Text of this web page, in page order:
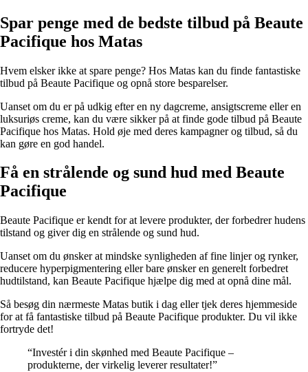
Spar penge med de bedste tilbud på Beaute
Pacifique hos Matas
Hvem elsker ikke at spare penge? Hos Matas kan du finde fantastiske
tilbud på Beaute Pacifique og opnå store besparelser.
Uanset om du er på udkig efter en ny dagcreme, ansigtscreme eller en
luksuriøs creme, kan du være sikker på at finde gode tilbud på Beaute
Pacifique hos Matas. Hold øje med deres kampagner og tilbud, så du
kan gøre en god handel.
Få en strålende og sund hud med Beaute
Pacifique
Beaute Pacifique er kendt for at levere produkter, der forbedrer hudens
tilstand og giver dig en strålende og sund hud.
Uanset om du ønsker at mindske synligheden af fine linjer og rynker,
reducere hyperpigmentering eller bare ønsker en generelt forbedret
hudtilstand, kan Beaute Pacifique hjælpe dig med at opnå dine mål.
Så besøg din nærmeste Matas butik i dag eller tjek deres hjemmeside
for at få fantastiske tilbud på Beaute Pacifique produkter. Du vil ikke
fortryde det!
“Investér i din skønhed med Beaute Pacifique –
produkterne, der virkelig leverer resultater!”